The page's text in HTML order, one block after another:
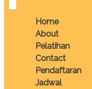
Home
About
Pelatihan
Contact
Pendaftaran
Jadwal